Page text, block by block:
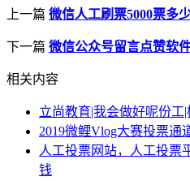
上一篇 微信人工刷票5000票多
下一篇 微信公众号留言点赞软
相关内容
立尚教育|我会做好呢份工
2019微鲤Vlog大赛投票通
人工投票网站，人工投票
钱